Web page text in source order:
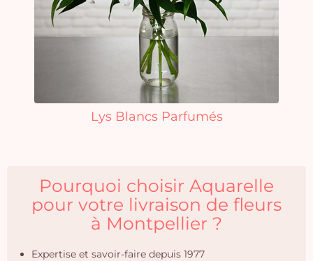
Lys Blancs Parfumés
Pourquoi choisir Aquarelle
pour votre livraison de fleurs
à Montpellier ?
Expertise et savoir-faire depuis 1977